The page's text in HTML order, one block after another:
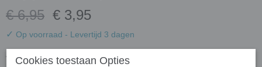
€ 6,95 € 3,95
✓ Op voorraad - Levertijd 3 dagen
Aantal
Cookies toestaan Opties